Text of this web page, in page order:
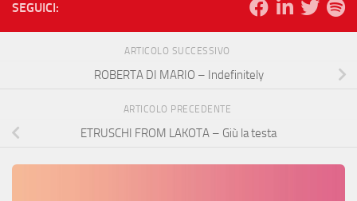
SEGUICI:
ARTICOLO SUCCESSIVO
ROBERTA DI MARIO – Indefinitely
ARTICOLO PRECEDENTE
ETRUSCHI FROM LAKOTA – Giù la testa